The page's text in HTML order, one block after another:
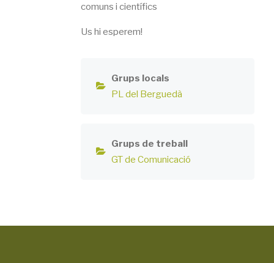
comuns i científics
Us hi esperem!
Grups locals
PL del Berguedà
Grups de treball
GT de Comunicació